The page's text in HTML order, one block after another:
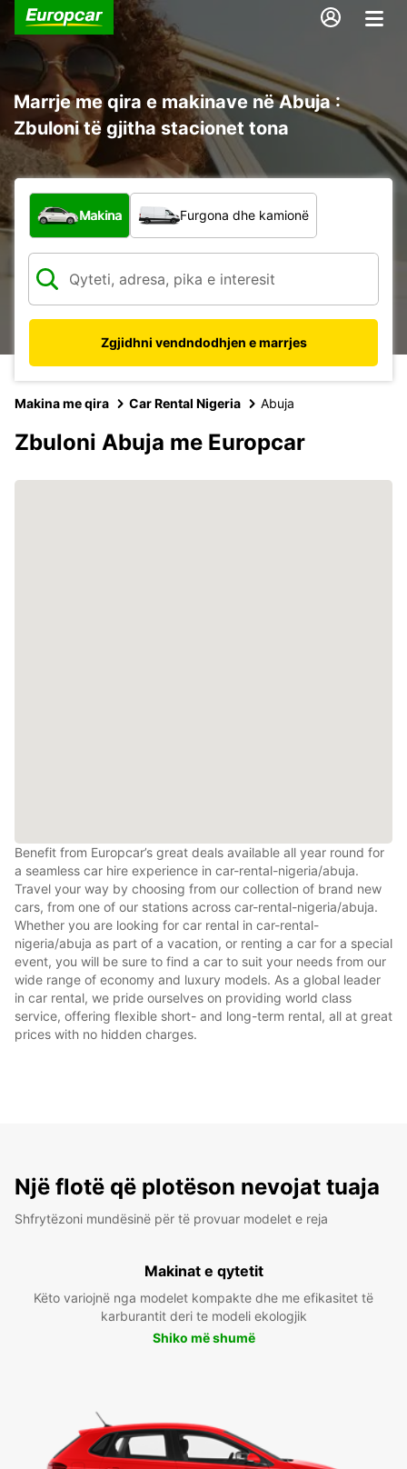
Marrje me qira e makinave në Abuja :
Zbuloni të gjitha stacionet tona
Çfarë lloj automjeti?
Makina Furgona dhe kamionë
Zgjidhni vendndodhjen e marrjes
Makina me qira Car Rental Nigeria Abuja
Zbuloni Abuja me Europcar
Benefit from Europcar’s great deals available all year round for
a seamless car hire experience in car-rental-nigeria/abuja.
Travel your way by choosing from our collection of brand new
cars, from one of our stations across car-rental-nigeria/abuja.
Whether you are looking for car rental in car-rental-
nigeria/abuja as part of a vacation, or renting a car for a special
event, you will be sure to find a car to suit your needs from our
wide range of economy and luxury models. As a global leader
in car rental, we pride ourselves on providing world class
service, offering flexible short- and long-term rental, all at great
prices with no hidden charges.
Një flotë që plotëson nevojat tuaja
Shfrytëzoni mundësinë për të provuar modelet e reja
Makinat e qytetit
Këto variojnë nga modelet kompakte dhe me efikasitet të
karburantit deri te modeli ekologjik
Shiko më shumë